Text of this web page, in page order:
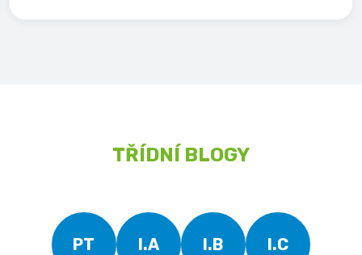
TŘÍDNÍ BLOGY
PT I.A I.B I.C